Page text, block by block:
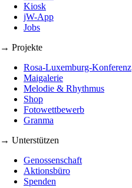
Kiosk
jW-App
Jobs
→ Projekte
Rosa-Luxemburg-Konferenz
Maigalerie
Melodie & Rhythmus
Shop
Fotowettbewerb
Granma
→ Unterstützen
Genossenschaft
Aktionsbüro
Spenden